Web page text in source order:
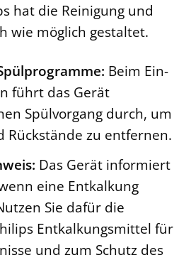
hat die Reinigung und
wie möglich gestaltet.
Beim Ein-
führt das Gerät
Spülvorgang durch, um
Rückstände zu entfernen.
Das Gerät informiert
eine Entkalkung
Sie dafür die
Entkalkungsmittel für
und zum Schutz des